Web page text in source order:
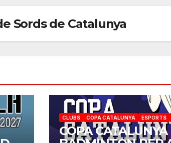
Sords de Catalunya
CLUBS COPA CATALUNYA ESPORTS
COPA CATALUNYA